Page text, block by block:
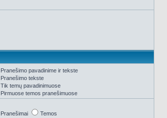
Pranešimo pavadinime ir tekste
Pranešimo tekste
Tik temų pavadinimuose
Pirmuose temos pranešimuose
Pranešimai Temos